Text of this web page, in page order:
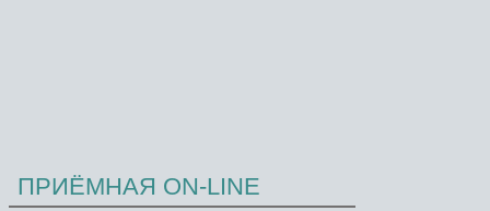
Проезд:
ПРИЁМНАЯ ON-LINE